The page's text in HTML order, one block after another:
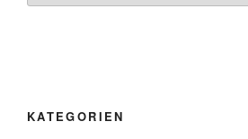
KATEGORIEN